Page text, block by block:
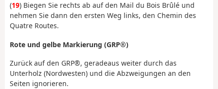
(19) Biegen Sie rechts ab auf den Mail du Bois Brûlé und
nehmen Sie dann den ersten Weg links, den Chemin des
Quatre Routes.
Rote und gelbe Markierung (GRP®)
Zurück auf den GRP®, geradeaus weiter durch das
Unterholz (Nordwesten) und die Abzweigungen an den
Seiten ignorieren.